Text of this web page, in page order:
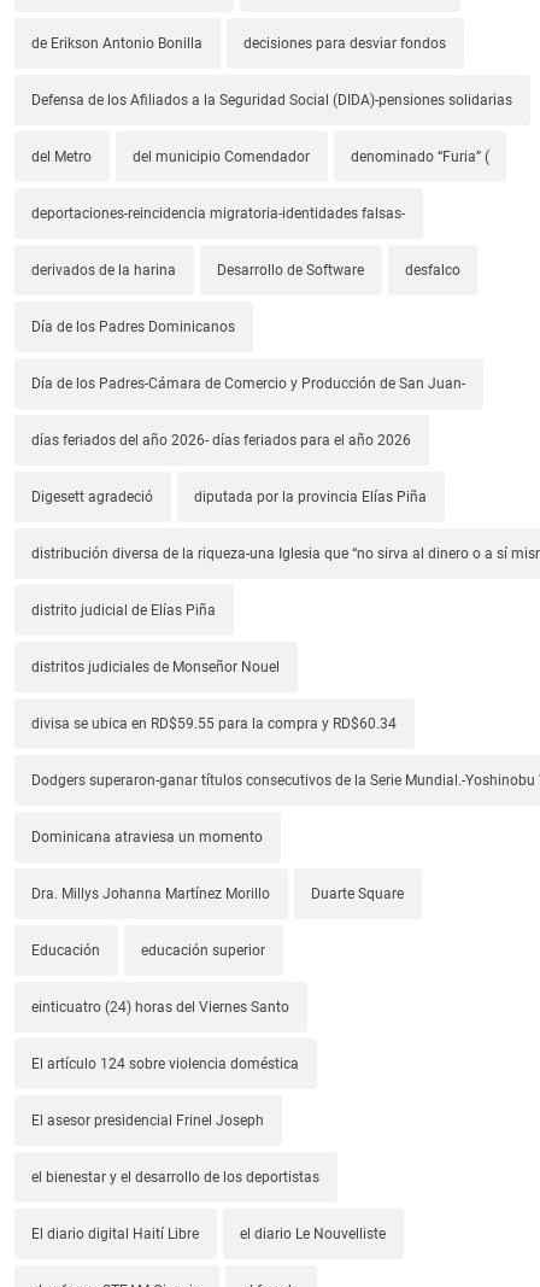
de Erikson Antonio Bonilla decisiones para desviar fondos
Defensa de los Afiliados a la Seguridad Social (DIDA)-pensiones solidarias
del Metro del municipio Comendador denominado “Furia” (
deportaciones-reincidencia migratoria-identidades falsas-
derivados de la harina Desarrollo de Software desfalco
Día de los Padres Dominicanos
Día de los Padres-Cámara de Comercio y Producción de San Juan-
días feriados del año 2026- días feriados para el año 2026
Digesett agradeció diputada por la provincia Elías Piña
distribución diversa de la riqueza-una Iglesia que “no sirva al dinero o a sí
distrito judicial de Elías Piña
distritos judiciales de Monseñor Nouel
divisa se ubica en RD$59.55 para la compra y RD$60.34
Dodgers superaron-ganar títulos consecutivos de la Serie Mundial.-
Dominicana atraviesa un momento
Dra. Millys Johanna Martínez Morillo Duarte Square
Educación educación superior
einticuatro (24) horas del Viernes Santo
El artículo 124 sobre violencia doméstica
El asesor presidencial Frinel Joseph
el bienestar y el desarrollo de los deportistas
El diario digital Haití Libre el diario Le Nouvelliste